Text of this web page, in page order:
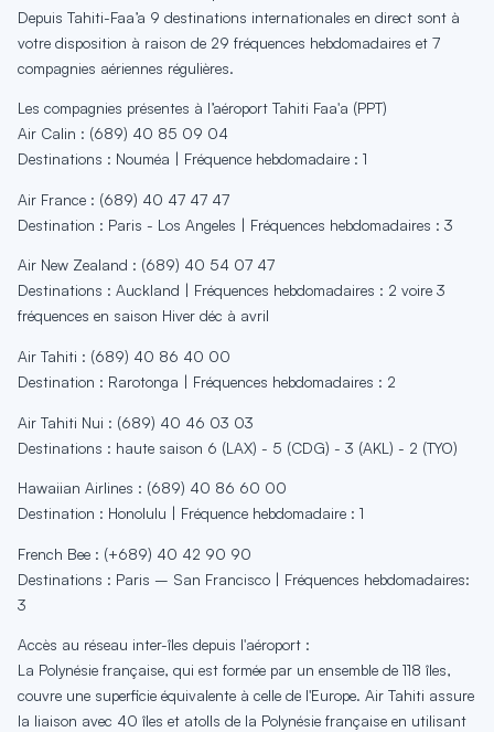
Depuis Tahiti-Faa’a 9 destinations internationales en direct sont à
votre disposition à raison de 29 fréquences hebdomadaires et 7
compagnies aériennes régulières.
Les compagnies présentes à l’aéroport Tahiti Faa'a (PPT)
Air Calin : (689) 40 85 09 04
Destinations : Nouméa | Fréquence hebdomadaire : 1
Air France : (689) 40 47 47 47
Destination : Paris - Los Angeles | Fréquences hebdomadaires : 3
Air New Zealand : (689) 40 54 07 47
Destinations : Auckland | Fréquences hebdomadaires : 2 voire 3
fréquences en saison Hiver déc à avril
Air Tahiti : (689) 40 86 40 00
Destination : Rarotonga | Fréquences hebdomadaires : 2
Air Tahiti Nui : (689) 40 46 03 03
Destinations : haute saison 6 (LAX) - 5 (CDG) - 3 (AKL) - 2 (TYO)
Hawaiian Airlines : (689) 40 86 60 00
Destination : Honolulu | Fréquence hebdomadaire : 1
French Bee : (+689) 40 42 90 90
Destinations : Paris – San Francisco | Fréquences hebdomadaires:
3
Accès au réseau inter-îles depuis l'aéroport :
La Polynésie française, qui est formée par un ensemble de 118 îles,
couvre une superficie équivalente à celle de l'Europe. Air Tahiti assure
la liaison avec 40 îles et atolls de la Polynésie française en utilisant